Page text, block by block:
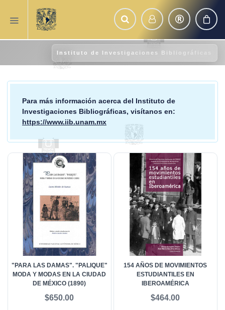
Instituto de Investigaciones Bibliográficas
Para más información acerca del Instituto de
Investigaciones Bibliográficas, visítanos en:
https://www.iib.unam.mx
"PARA LAS DAMAS". "PALIQUE"
MODA Y MODAS EN LA CIUDAD
DE MÉXICO (1890)
$650.00
154 AÑOS DE MOVIMIENTOS
ESTUDIANTILES EN
IBEROAMÉRICA
$464.00